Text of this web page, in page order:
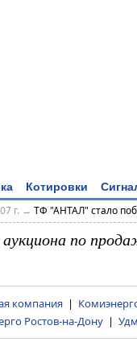
Котировки
г. → ТФ "АНТАЛ" стало
по
компания |
Ростов-на-Дону |